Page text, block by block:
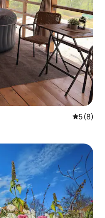
Vidējais
5 (8)